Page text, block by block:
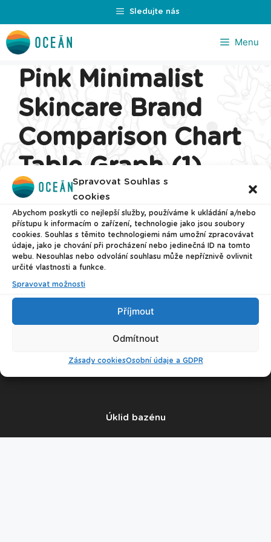
Spravovat Souhlas s
cookies
Abychom poskytli co nejlepší služby, používáme k ukládání a/nebo
přístupu k informacím o zařízení, technologie jako jsou soubory
cookies. Souhlas s těmito technologiemi nám umožní zpracovávat
údaje, jako je chování při procházení nebo jedinečná ID na tomto
webu. Nesouhlas nebo odvolání souhlasu může nepříznivě ovlivnit
určité vlastnosti a funkce.
Spravovat možnosti
Příjmout
Odmítnout
Zásady cookiesOsobní údaje a GDPR
na
obsah
Sledujte nás
Menu
Pink Minimalist
Skincare Brand
Comparison Chart
Table Graph (1)
© 2026 Plavecké centrum Oceán
Úklid bazénu